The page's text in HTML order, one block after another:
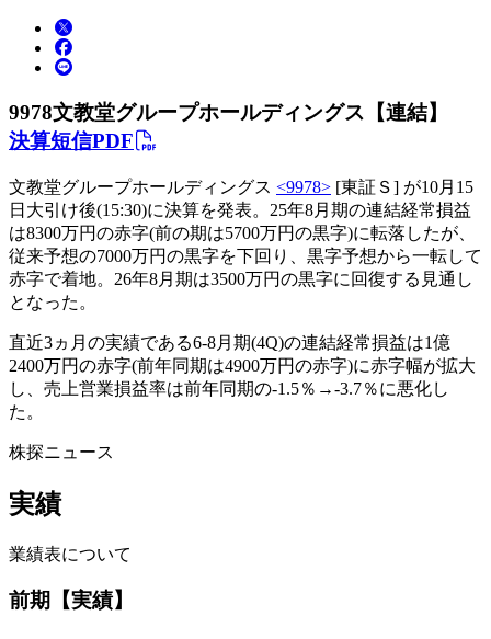
9978文教堂グループホールディングス【連結】
決算短信PDF
文教堂グループホールディングス <9978> [東証Ｓ] が10月15
日大引け後(15:30)に決算を発表。25年8月期の連結経常損益
は8300万円の赤字(前の期は5700万円の黒字)に転落したが、
従来予想の7000万円の黒字を下回り、黒字予想から一転して
赤字で着地。26年8月期は3500万円の黒字に回復する見通し
となった。
直近3ヵ月の実績である6-8月期(4Q)の連結経常損益は1億
2400万円の赤字(前年同期は4900万円の赤字)に赤字幅が拡大
し、売上営業損益率は前年同期の-1.5％→-3.7％に悪化し
た。
株探ニュース
実績
業績表について
前期【実績】